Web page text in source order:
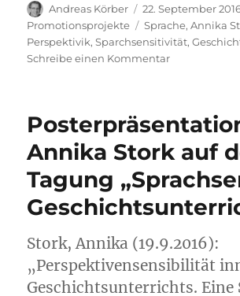
Autor
Andreas Körber
Veröffentlicht
am
22. September
Promotionsprojekte
Schlagwörter
Sprache,Annika
Perspektivik,Sparchsensitivität,
Schreibe einen Kommentarzu
Stork
Annika Stork auf
Tagung
Stork, Annika (19.9.2016):
„Perspektivensensibilität
Geschichtsunterrichts. Eine